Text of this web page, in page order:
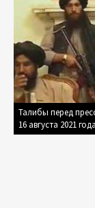
Талибы перед
16 августа 2021